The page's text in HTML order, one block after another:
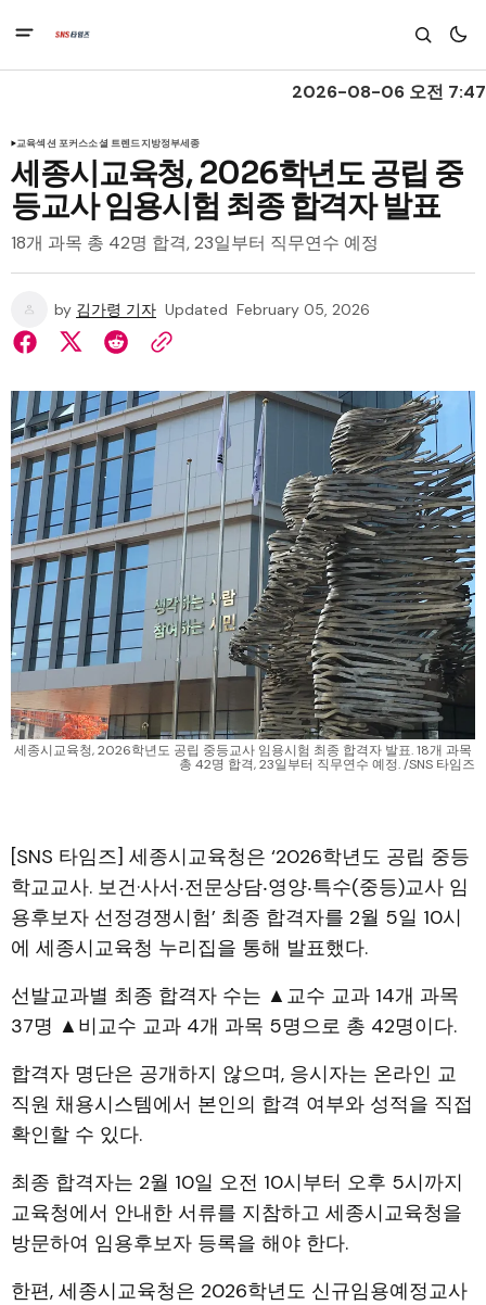
2026-08-06 오전 7:47
교육섹션 포커스소셜 트렌드지방정부세종
세종시교육청, 2026학년도 공립 중
등교사 임용시험 최종 합격자 발표
18개 과목 총 42명 합격, 23일부터 직무연수 예정
by 김가령 기자 Updated February 05, 2026
세종시교육청, 2026학년도 공립 중등교사 임용시험 최종 합격자 발표. 18개 과목
총 42명 합격, 23일부터 직무연수 예정. /SNS 타임즈
[SNS 타임즈] 세종시교육청은 ‘2026학년도 공립 중등
학교교사. 보건·사서‧전문상담‧영양‧특수(중등)교사 임
용후보자 선정경쟁시험’ 최종 합격자를 2월 5일 10시
에 세종시교육청 누리집을 통해 발표했다.
선발교과별 최종 합격자 수는 ▲교수 교과 14개 과목
37명 ▲비교수 교과 4개 과목 5명으로 총 42명이다.
합격자 명단은 공개하지 않으며, 응시자는 온라인 교
직원 채용시스템에서 본인의 합격 여부와 성적을 직접
확인할 수 있다.
최종 합격자는 2월 10일 오전 10시부터 오후 5시까지
교육청에서 안내한 서류를 지참하고 세종시교육청을
방문하여 임용후보자 등록을 해야 한다.
한편, 세종시교육청은 2026학년도 신규임용예정교사